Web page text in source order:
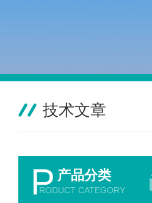
技术文章
P 产品分类
RODUCT CATEGORY